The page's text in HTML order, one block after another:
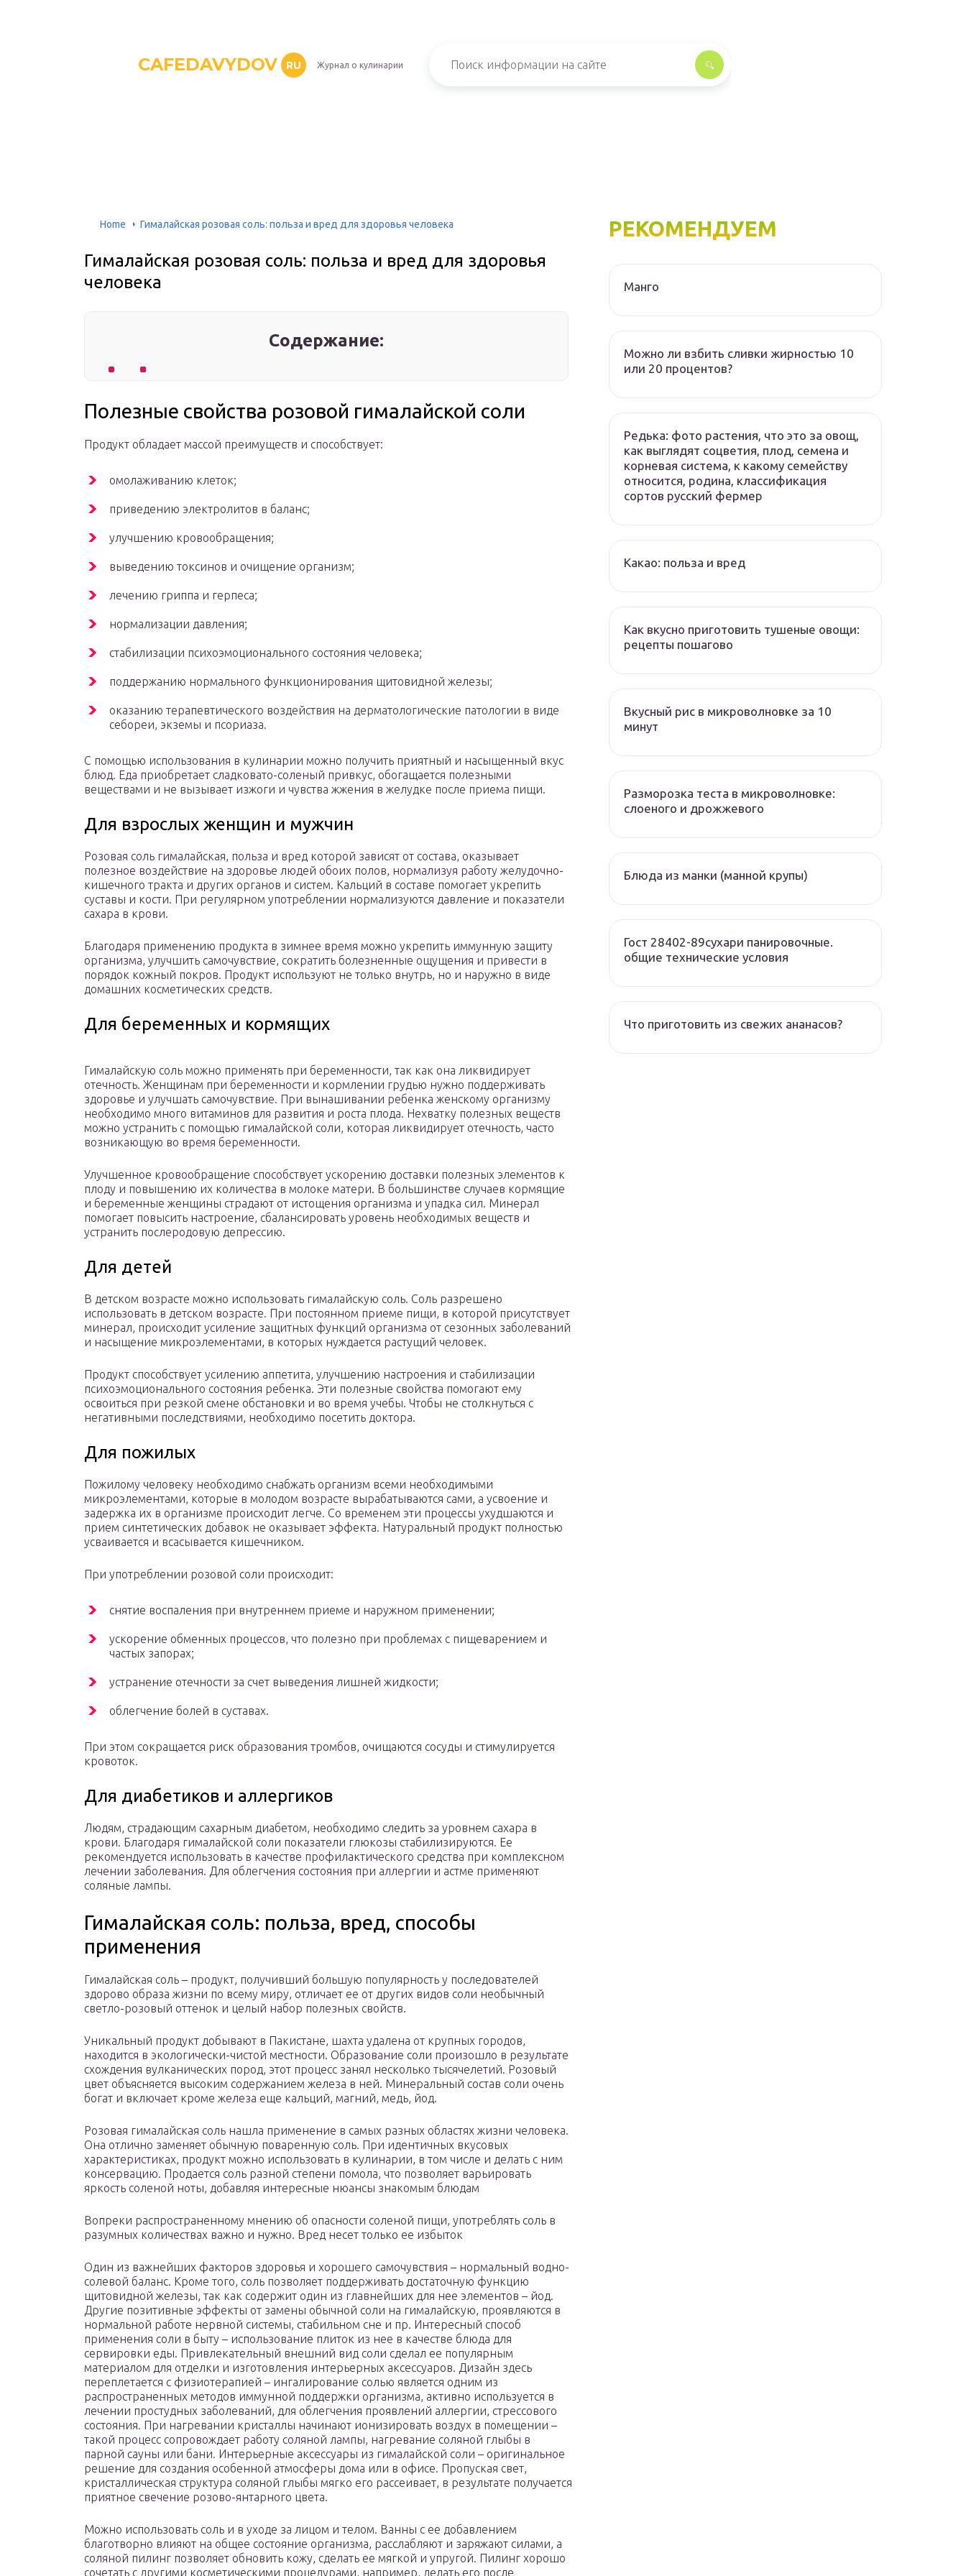
CAFEDAVYDOV RU Журнал о кулинарии
Home Гималайская розовая соль: польза и вред для здоровья человека
Гималайская розовая соль: польза и вред для здоровья
человека
Содержание:
Полезные свойства розовой гималайской соли
Продукт обладает массой преимуществ и способствует:
омолаживанию клеток;
приведению электролитов в баланс;
улучшению кровообращения;
выведению токсинов и очищение организм;
лечению гриппа и герпеса;
нормализации давления;
стабилизации психоэмоционального состояния человека;
поддержанию нормального функционирования щитовидной железы;
оказанию терапевтического воздействия на дерматологические патологии в виде
себореи, экземы и псориаза.
С помощью использования в кулинарии можно получить приятный и насыщенный вкус
блюд. Еда приобретает сладковато-соленый привкус, обогащается полезными
веществами и не вызывает изжоги и чувства жжения в желудке после приема пищи.
Для взрослых женщин и мужчин
Розовая соль гималайская, польза и вред которой зависят от состава, оказывает
полезное воздействие на здоровье людей обоих полов, нормализуя работу желудочно-
кишечного тракта и других органов и систем. Кальций в составе помогает укрепить
суставы и кости. При регулярном употреблении нормализуются давление и показатели
сахара в крови.
Благодаря применению продукта в зимнее время можно укрепить иммунную защиту
организма, улучшить самочувствие, сократить болезненные ощущения и привести в
порядок кожный покров. Продукт используют не только внутрь, но и наружно в виде
домашних косметических средств.
Для беременных и кормящих
Гималайскую соль можно применять при беременности, так как она ликвидирует
отечность. Женщинам при беременности и кормлении грудью нужно поддерживать
здоровье и улучшать самочувствие. При вынашивании ребенка женскому организму
необходимо много витаминов для развития и роста плода. Нехватку полезных веществ
можно устранить с помощью гималайской соли, которая ликвидирует отечность, часто
возникающую во время беременности.
Улучшенное кровообращение способствует ускорению доставки полезных элементов к
плоду и повышению их количества в молоке матери. В большинстве случаев кормящие
и беременные женщины страдают от истощения организма и упадка сил. Минерал
помогает повысить настроение, сбалансировать уровень необходимых веществ и
устранить послеродовую депрессию.
Для детей
В детском возрасте можно использовать гималайскую соль. Соль разрешено
использовать в детском возрасте. При постоянном приеме пищи, в которой присутствует
минерал, происходит усиление защитных функций организма от сезонных заболеваний
и насыщение микроэлементами, в которых нуждается растущий человек.
Продукт способствует усилению аппетита, улучшению настроения и стабилизации
психоэмоционального состояния ребенка. Эти полезные свойства помогают ему
освоиться при резкой смене обстановки и во время учебы. Чтобы не столкнуться с
негативными последствиями, необходимо посетить доктора.
Для пожилых
Пожилому человеку необходимо снабжать организм всеми необходимыми
микроэлементами, которые в молодом возрасте вырабатываются сами, а усвоение и
задержка их в организме происходит легче. Со временем эти процессы ухудшаются и
прием синтетических добавок не оказывает эффекта. Натуральный продукт полностью
усваивается и всасывается кишечником.
При употреблении розовой соли происходит:
снятие воспаления при внутреннем приеме и наружном применении;
ускорение обменных процессов, что полезно при проблемах с пищеварением и
частых запорах;
устранение отечности за счет выведения лишней жидкости;
облегчение болей в суставах.
При этом сокращается риск образования тромбов, очищаются сосуды и стимулируется
кровоток.
Для диабетиков и аллергиков
Людям, страдающим сахарным диабетом, необходимо следить за уровнем сахара в
крови. Благодаря гималайской соли показатели глюкозы стабилизируются. Ее
рекомендуется использовать в качестве профилактического средства при комплексном
лечении заболевания. Для облегчения состояния при аллергии и астме применяют
соляные лампы.
Гималайская соль: польза, вред, способы
применения
Гималайская соль – продукт, получивший большую популярность у последователей
здорово образа жизни по всему миру, отличает ее от других видов соли необычный
светло-розовый оттенок и целый набор полезных свойств.
Уникальный продукт добывают в Пакистане, шахта удалена от крупных городов,
находится в экологически-чистой местности. Образование соли произошло в результате
схождения вулканических пород, этот процесс занял несколько тысячелетий. Розовый
цвет объясняется высоким содержанием железа в ней. Минеральный состав соли очень
богат и включает кроме железа еще кальций, магний, медь, йод.
Розовая гималайская соль нашла применение в самых разных областях жизни человека.
Она отлично заменяет обычную поваренную соль. При идентичных вкусовых
характеристиках, продукт можно использовать в кулинарии, в том числе и делать с ним
консервацию. Продается соль разной степени помола, что позволяет варьировать
яркость соленой ноты, добавляя интересные нюансы знакомым блюдам
Вопреки распространенному мнению об опасности соленой пищи, употреблять соль в
разумных количествах важно и нужно. Вред несет только ее избыток
Один из важнейших факторов здоровья и хорошего самочувствия – нормальный водно-
солевой баланс. Кроме того, соль позволяет поддерживать достаточную функцию
щитовидной железы, так как содержит один из главнейших для нее элементов – йод.
Другие позитивные эффекты от замены обычной соли на гималайскую, проявляются в
нормальной работе нервной системы, стабильном сне и пр. Интересный способ
применения соли в быту – использование плиток из нее в качестве блюда для
сервировки еды. Привлекательный внешний вид соли сделал ее популярным
материалом для отделки и изготовления интерьерных аксессуаров. Дизайн здесь
переплетается с физиотерапией – ингалирование солью является одним из
распространенных методов иммунной поддержки организма, активно используется в
лечении простудных заболеваний, для облегчения проявлений аллергии, стрессового
состояния. При нагревании кристаллы начинают ионизировать воздух в помещении –
такой процесс сопровождает работу соляной лампы, нагревание соляной глыбы в
парной сауны или бани. Интерьерные аксессуары из гималайской соли – оригинальное
решение для создания особенной атмосферы дома или в офисе. Пропуская свет,
кристаллическая структура соляной глыбы мягко его рассеивает, в результате получается
приятное свечение розово-янтарного цвета.
Можно использовать соль и в уходе за лицом и телом. Ванны с ее добавлением
благотворно влияют на общее состояние организма, расслабляют и заряжают силами, а
соляной пилинг позволяет обновить кожу, сделать ее мягкой и упругой. Пилинг хорошо
сочетать с другими косметическими процедурами, например, делать его после
РЕКОМЕНДУЕМ
Манго
Можно ли взбить сливки жирностью 10
или 20 процентов?
Редька: фото растения, что это за овощ,
как выглядят соцветия, плод, семена и
корневая система, к какому семейству
относится, родина, классификация
сортов русский фермер
Какао: польза и вред
Как вкусно приготовить тушеные овощи:
рецепты пошагово
Вкусный рис в микроволновке за 10
минут
Разморозка теста в микроволновке:
слоеного и дрожжевого
Блюда из манки (манной крупы)
Гост 28402-89сухари панировочные.
общие технические условия
Что приготовить из свежих ананасов?